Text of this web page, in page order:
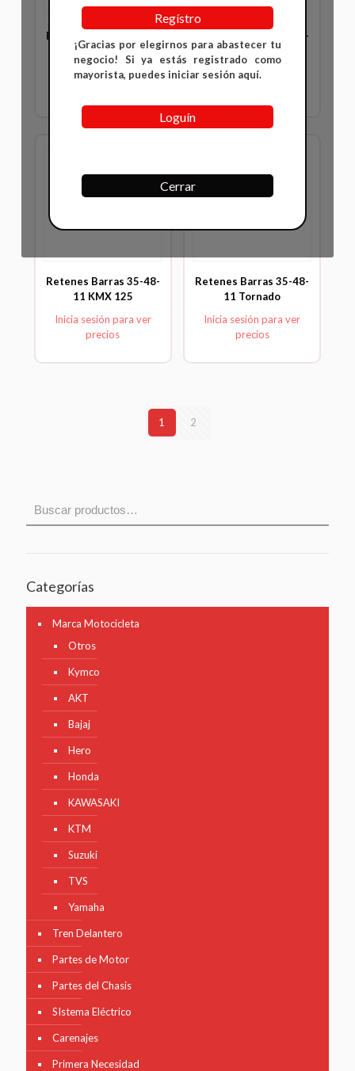
Retenes Barras 35-48-
11 DTK 175
Inicia sesión para ver
Retenes Barras 35-48-
11 DTK 200
Inicia sesión para ver
Retenes Barras 35-48-
11 KMX 125
Inicia sesión para ver
precios
Retenes Barras 35-48-
11 Tornado
Inicia sesión para ver
precios
1 2
Categorías
Marca Motocicleta
Otros
Kymco
AKT
Bajaj
Hero
Honda
KAWASAKI
KTM
Suzuki
TVS
Yamaha
Tren Delantero
Partes de Motor
Partes del Chasis
SIstema Eléctrico
Carenajes
Primera Necesidad
Regístro
¡Gracias por elegirnos para abastecer tu
negocio! Si ya estás registrado como
mayorista, puedes iniciar sesión aquí.
Loguín
Cerrar